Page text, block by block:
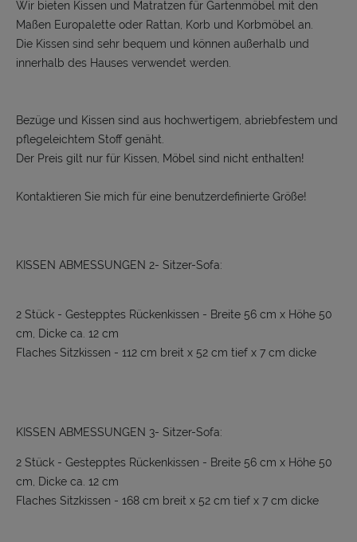
Wir bieten Kissen und Matratzen für Gartenmöbel mit den
Maßen Europalette oder Rattan, Korb und Korbmöbel an.
Die Kissen sind sehr bequem und können außerhalb und
innerhalb des Hauses verwendet werden.
Bezüge und Kissen sind aus hochwertigem, abriebfestem und
pflegeleichtem Stoff genäht.
Der Preis gilt nur für Kissen, Möbel sind nicht enthalten!
Kontaktieren Sie mich für eine benutzerdefinierte Größe!
KISSEN ABMESSUNGEN 2- Sitzer-Sofa:
2 Stück - Gestepptes Rückenkissen - Breite 56 cm x Höhe 50
cm, Dicke ca. 12 cm
Flaches Sitzkissen - 112 cm breit x 52 cm tief x 7 cm dicke
KISSEN ABMESSUNGEN 3- Sitzer-Sofa:
2 Stück - Gestepptes Rückenkissen - Breite 56 cm x Höhe 50
cm, Dicke ca. 12 cm
Flaches Sitzkissen - 168 cm breit x 52 cm tief x 7 cm dicke